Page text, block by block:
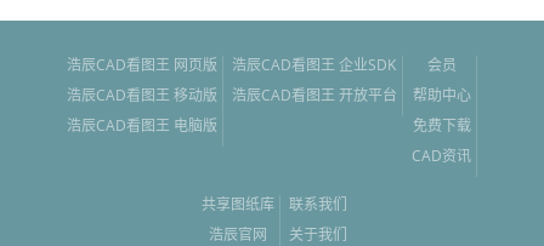
浩辰CAD看图王 网页版
浩辰CAD看图王 移动版
浩辰CAD看图王 电脑版
浩辰CAD看图王 企业SDK
浩辰CAD看图王 开放平台
会员
帮助中心
免费下载
CAD资讯
共享图纸库
浩辰官网
联系我们
关于我们